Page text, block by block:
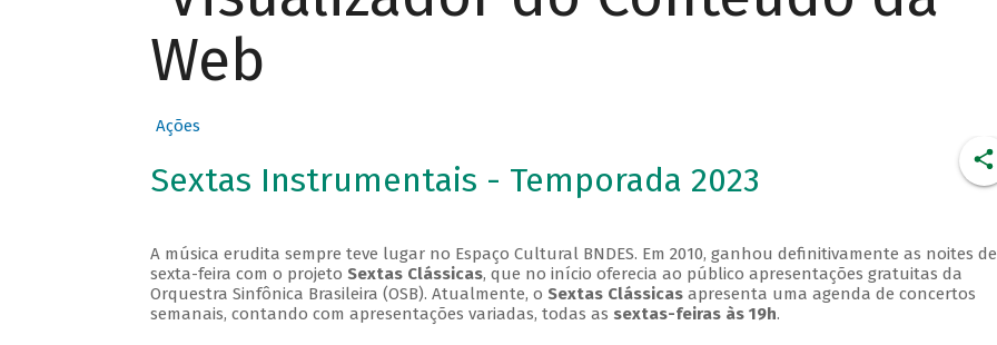
Web
Ações
Sextas Instrumentais - Temporada 2023
A música erudita sempre teve lugar no Espaço Cultural BNDES. Em 2010, ganhou definitivamente as noites de
sexta-feira com o projeto Sextas Clássicas, que no início oferecia ao público apresentações gratuitas da
Orquestra Sinfônica Brasileira (OSB). Atualmente, o Sextas Clássicasapresenta uma agenda de concertos
semanais, contando com apresentações variadas, todas as sextas-feiras às 19h.